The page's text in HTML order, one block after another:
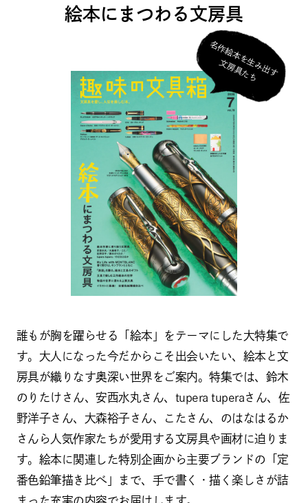
絵本にまつわる文房具
名
作
絵
本
を
生
み
出
す
文
房
具
た
ち
誰もが胸を躍らせる「絵本」をテーマにした大特集で
す。大人になった今だからこそ出会いたい、絵本と文
房具が織りなす奥深い世界をご案内。特集では、鈴木
のりたけさん、安西水丸さん、tupera tuperaさん、佐
野洋子さん、大森裕子さん、こたさん、のはなはるか
さんら人気作家たちが愛用する文房具や画材に迫りま
す。絵本に関連した特別企画から主要ブランドの「定
番色鉛筆描き比べ」まで、手で書く・描く楽しさが詰